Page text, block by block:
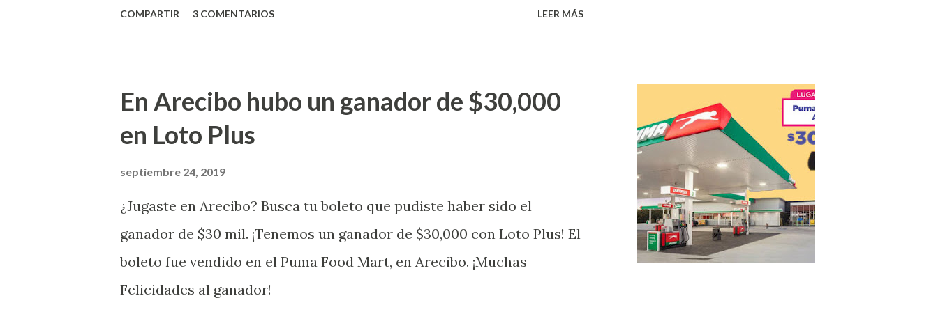
la farmacia Yarimar de la Urbanización Las Lomas en el Municipio de
San Juan ¡Enhorabuena que lo disfrute! ...
COMPARTIR 3 COMENTARIOS LEER MÁS
En Arecibo hubo un ganador de $30,000
en Loto Plus
septiembre 24, 2019
¿Jugaste en Arecibo? Busca tu boleto que pudiste haber sido el
ganador de $30 mil. ¡Tenemos un ganador de $30,000 con Loto Plus! El
boleto fue vendido en el Puma Food Mart, en Arecibo. ¡Muchas
Felicidades al ganador!